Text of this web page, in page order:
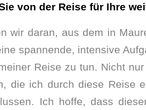
von der Reise für Ihre
wir daran, aus dem in
spannende, intensive
Reise zu tun. Nicht
die ich durch diese Reise
Ich hoffe, dass